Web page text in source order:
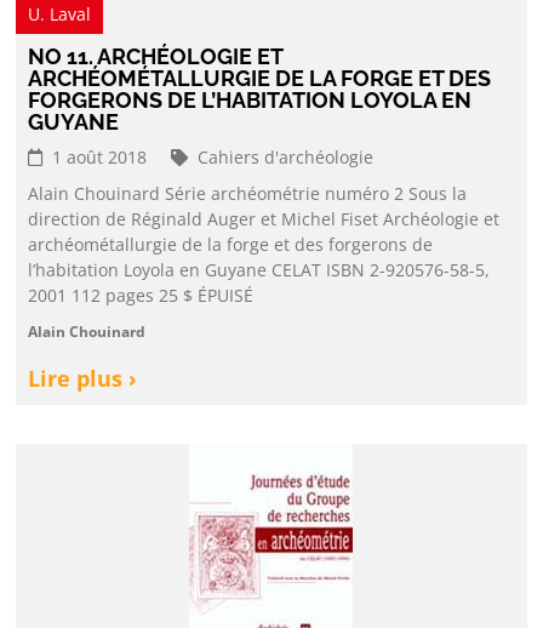
U. Laval
NO 11. ARCHÉOLOGIE ET
ARCHÉOMÉTALLURGIE DE LA FORGE ET DES
FORGERONS DE L’HABITATION LOYOLA EN
GUYANE
1 août 2018
Cahiers d'archéologie
Alain Chouinard Série archéométrie numéro 2 Sous la
direction de Réginald Auger et Michel Fiset Archéologie et
archéométallurgie de la forge et des forgerons de
l’habitation Loyola en Guyane CELAT ISBN 2-920576-58-5,
2001 112 pages 25 $ ÉPUISÉ
Alain Chouinard
Lire plus ›